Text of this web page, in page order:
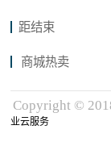
距结束
商城热卖
Copyright ©
业云服务